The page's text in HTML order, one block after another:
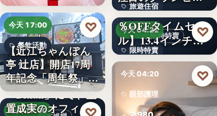
女性のた…
今天 17:00
餐飲活動
17
【近江ちゃんぽん
亭 辻店】開店17周
年記念「周年祭」開
催…
♡
今天 17:00
「Bitfan」にて、玉
置成実のオフィシ♡
旅遊住宿
10
グ施設…
限時特賣
今天 04:22
限時特賣
文字
【アマゾン30
％OFFタイムセー
ル】13.4インチ大
画面…
♡
今天 04:20
眼部護理
♡